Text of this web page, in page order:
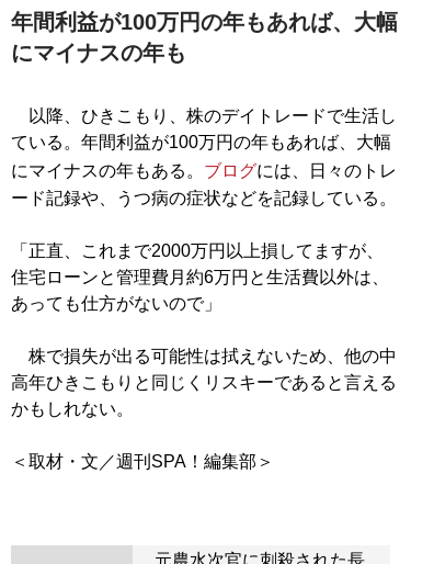
年間利益が100万円の年もあれば、大幅
にマイナスの年も
以降、ひきこもり、株のデイトレードで生活し
ている。年間利益が100万円の年もあれば、大幅
にマイナスの年もある。 ブログには、日々のトレ
ード記録や、うつ病の症状などを記録している。
「正直、これまで2000万円以上損してますが、
住宅ローンと管理費月約6万円と生活費以外は、
あっても仕方がないので」
株で損失が出る可能性は拭えないため、他の中
高年ひきこもりと同じくリスキーであると言える
かもしれない。
＜取材・文／週刊SPA！編集部＞
元農水次官に刺殺された長